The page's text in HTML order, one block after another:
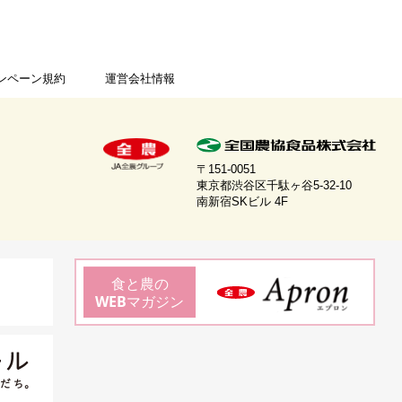
ペーン規約 運営会社情報
〒151-0051
東京都渋谷区千駄ヶ谷5-32-10
南新宿SKビル 4F